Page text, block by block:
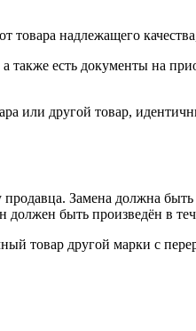
товара надлежащего
также есть документы на
или другой товар,
Замена должна
должен быть произведён в
товар другой марки с